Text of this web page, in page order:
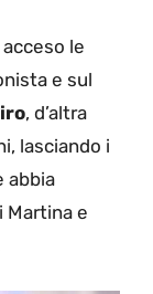
le
e sul
, d’altra
lasciando i
abbia
Martina e